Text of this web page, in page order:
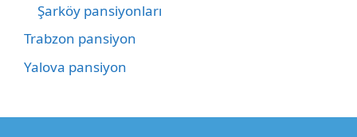
Şarköy pansiyonları
Trabzon pansiyon
Yalova pansiyon